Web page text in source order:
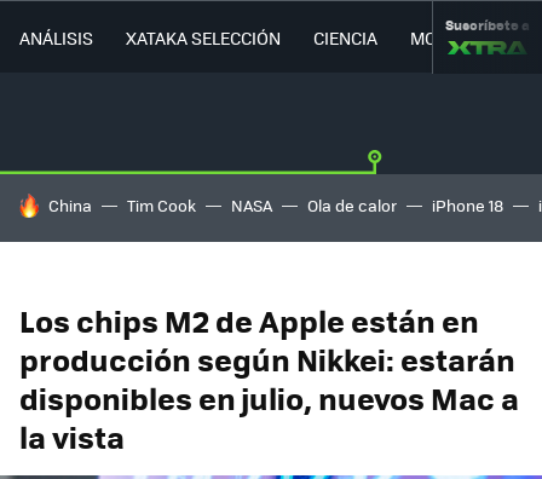
ANÁLISIS XATAKA SELECCIÓN CIENCIA MOVILIDAD
Suscríbete a
HOY SE HABLA DE
China Tim Cook NASA Ola de calor iPhone 18
Los chips M2 de Apple están en
producción según Nikkei: estarán
disponibles en julio, nuevos Mac a
la vista